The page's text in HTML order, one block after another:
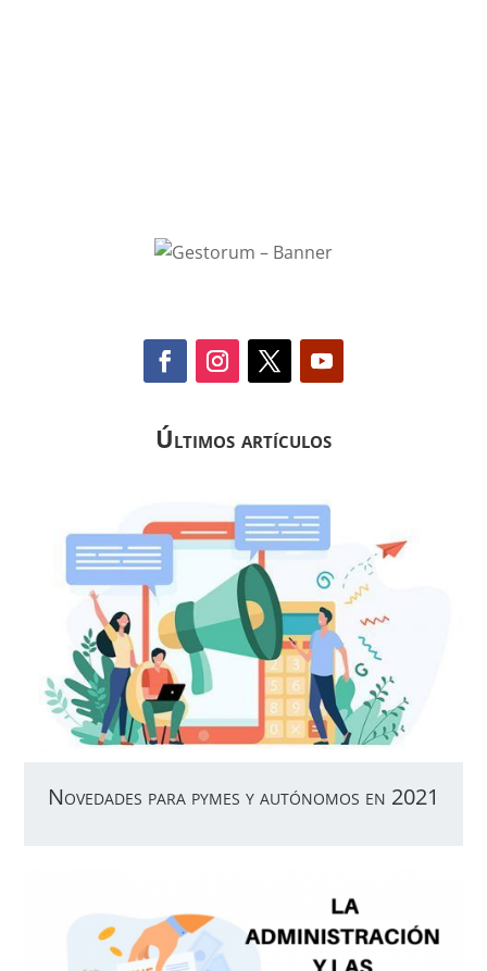
Últimos artículos
Novedades para pymes y autónomos en 2021